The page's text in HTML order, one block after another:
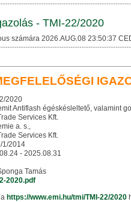
- TMI-22/2020
számára 2026.AUG.08 23:50:37
2020
Antiflash égéskésleltető, valamint
Services Kft.
a. s.,
Services Kft.
1/2014
- 2025.08.31
Tamás
2020.pdf
https://www.emi.hu/tmi/TMI-22/2020